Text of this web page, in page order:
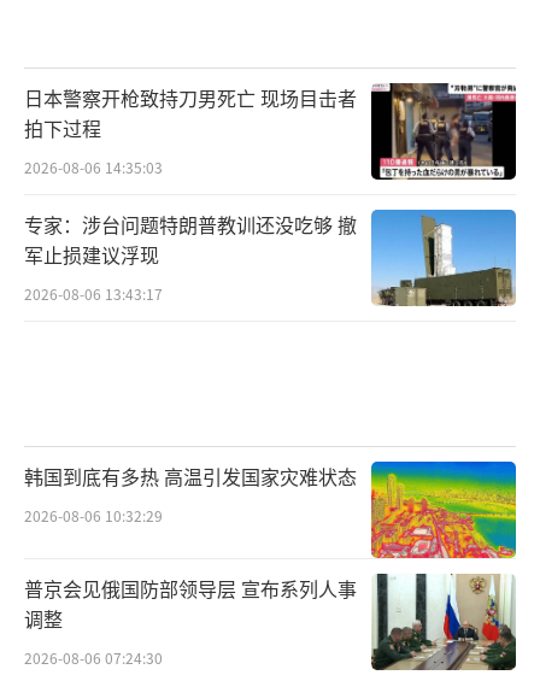
日本警察开枪致持刀男死亡 现场目击者
拍下过程
2026-08-06 14:35:03
专家：涉台问题特朗普教训还没吃够 撤
军止损建议浮现
2026-08-06 13:43:17
韩国到底有多热 高温引发国家灾难状态
2026-08-06 10:32:29
普京会见俄国防部领导层 宣布系列人事
调整
2026-08-06 07:24:30